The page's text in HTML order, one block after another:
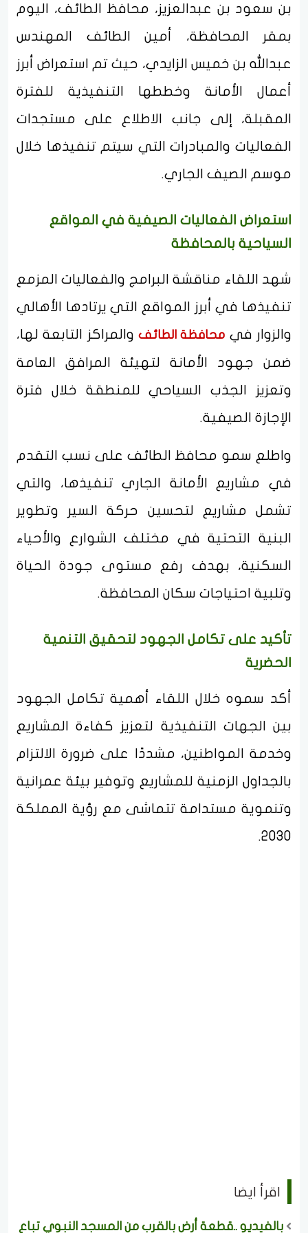
بن سعود بن عبدالعزيز، محافظ الطائف، اليوم
بمقر المحافظة، أمين الطائف المهندس
عبدالله بن خميس الزايدي، حيث تم استعراض أبرز
أعمال الأمانة وخططها التنفيذية للفترة
المقبلة، إلى جانب الاطلاع على مستجدات
الفعاليات والمبادرات التي سيتم تنفيذها خلال
موسم الصيف الجاري.
استعراض الفعاليات الصيفية في المواقع
السياحية بالمحافظة
شهد اللقاء مناقشة البرامج والفعاليات المزمع
تنفيذها في أبرز المواقع التي يرتادها الأهالي
والزوار في محافظة الطائف والمراكز التابعة لها،
ضمن جهود الأمانة لتهيئة المرافق العامة
وتعزيز الجذب السياحي للمنطقة خلال فترة
الإجازة الصيفية.
واطلع سمو محافظ الطائف على نسب التقدم
في مشاريع الأمانة الجاري تنفيذها، والتي
تشمل مشاريع لتحسين حركة السير وتطوير
البنية التحتية في مختلف الشوارع والأحياء
السكنية، بهدف رفع مستوى جودة الحياة
وتلبية احتياجات سكان المحافظة.
تأكيد على تكامل الجهود لتحقيق التنمية
الحضرية
أكد سموه خلال اللقاء أهمية تكامل الجهود
بين الجهات التنفيذية لتعزيز كفاءة المشاريع
وخدمة المواطنين، مشددًا على ضرورة الالتزام
بالجداول الزمنية للمشاريع وتوفير بيئة عمرانية
وتنموية مستدامة تتماشى مع رؤية المملكة
2030.
اقرأ ايضا
بالفيديو ..قطعة أرض بالقرب من المسجد النبوي تباع